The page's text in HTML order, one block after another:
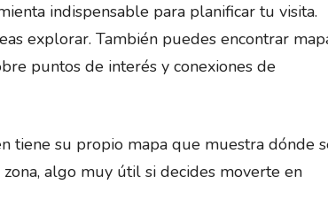
indispensable para planificar tu visita.
explorar. También puedes encontrar
puntos de interés y conexiones de
tiene su propio mapa que muestra dónde
algo muy útil si decides moverte en